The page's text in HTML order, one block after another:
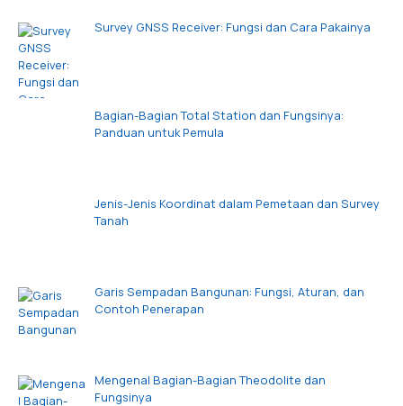
Survey GNSS Receiver: Fungsi dan Cara Pakainya
Bagian-Bagian Total Station dan Fungsinya:
Panduan untuk Pemula
Jenis-Jenis Koordinat dalam Pemetaan dan Survey
Tanah
Garis Sempadan Bangunan: Fungsi, Aturan, dan
Contoh Penerapan
Mengenal Bagian-Bagian Theodolite dan
Fungsinya